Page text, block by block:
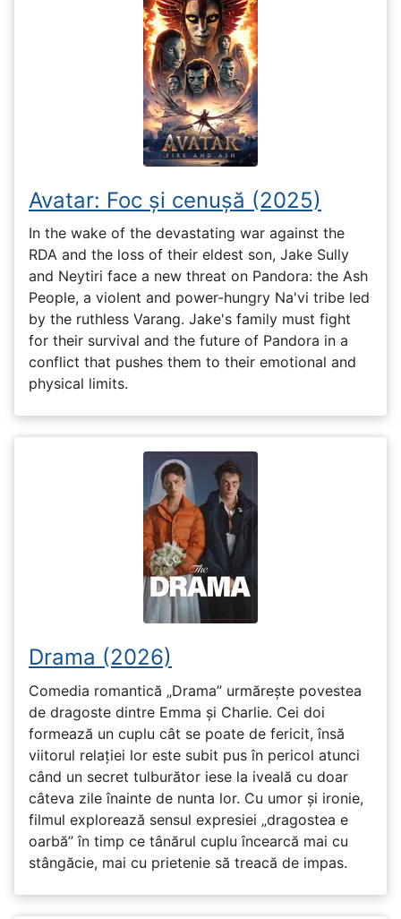
Avatar: Foc și cenușă (2025)
In the wake of the devastating war against the
RDA and the loss of their eldest son, Jake Sully
and Neytiri face a new threat on Pandora: the Ash
People, a violent and power-hungry Na'vi tribe led
by the ruthless Varang. Jake's family must fight
for their survival and the future of Pandora in a
conflict that pushes them to their emotional and
physical limits.
Drama (2026)
Comedia romantică „Drama” urmărește povestea
de dragoste dintre Emma și Charlie. Cei doi
formează un cuplu cât se poate de fericit, însă
viitorul relației lor este subit pus în pericol atunci
când un secret tulburător iese la iveală cu doar
câteva zile înainte de nunta lor. Cu umor și ironie,
filmul explorează sensul expresiei „dragostea e
oarbă” în timp ce tânărul cuplu încearcă mai cu
stângăcie, mai cu prietenie să treacă de impas.